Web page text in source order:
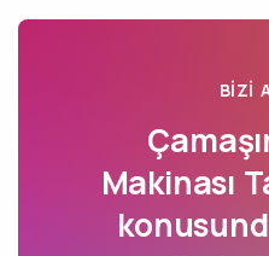
BIZI
Makinası